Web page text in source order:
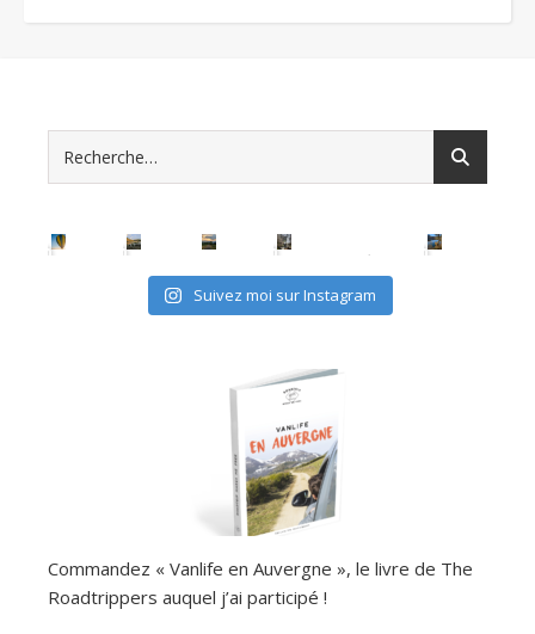
Suivez moi sur Instagram
Commandez « Vanlife en Auvergne », le livre de The
Roadtrippers auquel j’ai participé !